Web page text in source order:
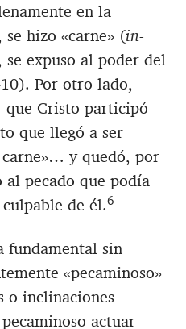
en la
hizo «carne» (in-
expuso al poder del
Por otro lado,
que Cristo participó
que llegó a ser
y quedó, por
pecado que podía
de él.6
fundamental sin
«pecaminoso»
o inclinaciones
actuar